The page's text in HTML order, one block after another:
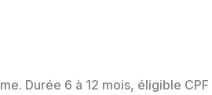
Durée 6 à 12 mois, éligible